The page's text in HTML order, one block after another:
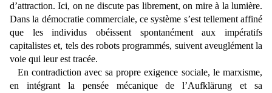
d’attraction. Ici, on ne discute pas librement, on mire à la lumière.
Dans la démocratie commerciale, ce système s’est tellement affiné
que les individus obéissent spontanément aux impératifs
capitalistes et, tels des robots programmés, suivent aveuglément la
voie qui leur est tracée.
En contradiction avec sa propre exigence sociale, le marxisme,
en intégrant la pensée mécanique de l’Aufklärung et sa